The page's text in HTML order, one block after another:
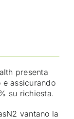
presenta
e assicurando
su richiesta.
vantano la